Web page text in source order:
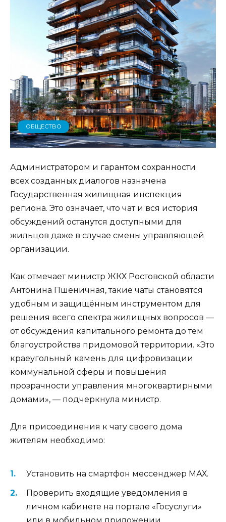
ОБЩЕСТВО
Администратором и гарантом сохранности
всех созданных диалогов назначена
Государственная жилищная инспекция
региона. Это означает, что чат и вся история
обсуждений останутся доступными для
жильцов даже в случае смены управляющей
организации.
Как отмечает министр ЖКХ Ростовской области
Антонина Пшеничная, такие чаты становятся
удобным и защищённым инструментом для
решения всего спектра жилищных вопросов —
от обсуждения капитального ремонта до тем
благоустройства придомовой территории. «Это
краеугольный камень для цифровизации
коммунальной сферы и повышения
прозрачности управления многоквартирными
домами», — подчеркнула министр.
Для присоединения к чату своего дома
жителям необходимо:
Установить на смартфон мессенджер МАХ.
Проверить входящие уведомления в
личном кабинете на портале «Госуслуги»